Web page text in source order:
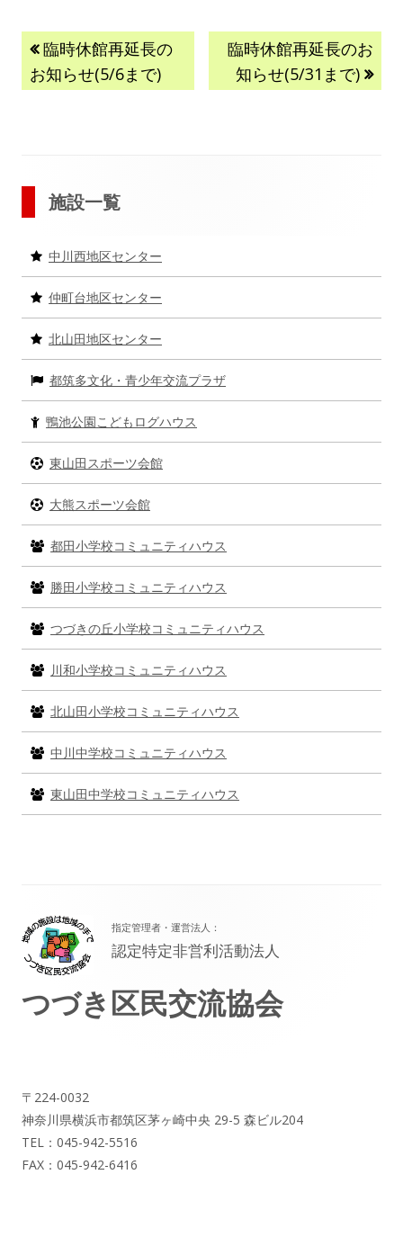
投
稿
ー
シ
ョ
ン
前
の
臨時休館再延長の
お知らせ(5/6まで)
次
の
臨時休館再延長のお
知らせ(5/31まで)
メ
ン
サ
イ
ド
バ
ー
施設一覧
中川西地区センター
仲町台地区センター
北山田地区センター
都筑多文化・青少年交流プラザ
鴨池公園こどもログハウス
東山田スポーツ会館
大熊スポーツ会館
都田小学校コミュニティハウス
勝田小学校コミュニティハウス
つづきの丘小学校コミュニティハウス
川和小学校コミュニティハウス
北山田小学校コミュニティハウス
中川中学校コミュニティハウス
東山田中学校コミュニティハウス
ッ
タ
ー・
テ
ン
ツ
指定管理者・運営法人：
認定特定非営利活動法人
つづき区民交流協会
〒224-0032
神奈川県横浜市都筑区茅ヶ崎中央 29-5 森ビル204
TEL：045-942-5516
FAX：045-942-6416